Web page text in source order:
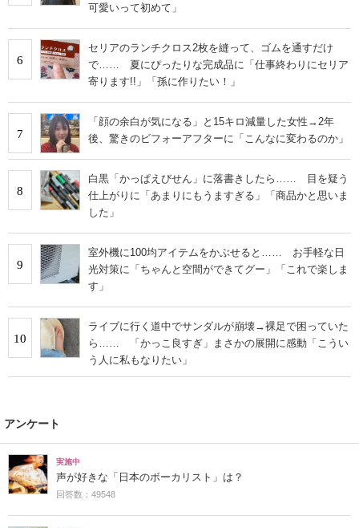
可愛いって初めて」
6
セリアのランチクロス2枚を縫って、ゴムを通すだけ
で…… 夏にぴったりな完成品に「仕事終わりにセリア
寄ります!!」「孫に作りたい！」
7
「顔の余白が気になる」と15キロ減量した女性→2年
後、驚きのビフォーアフターに「こんなに変わるのか」
8
白黒「かっぱえびせん」に落書きしたら…… 目を疑う
仕上がりに「あまりにもうますぎる」「商品かと思いま
した」
9
室外機に100均アイテムをかぶせると…… お手軽な日
光対策に「ちゃんと空間ができてグー」「これで楽しま
す」
10
ライブに行く道中でサンダルが崩壊→裸足で困っていた
ら…… 「かっこ良すぎ」まさかの展開に感動「こうい
う人に私もなりたい」
アンケート
実施中
声が好きな「日本のボーカリスト」は？
回答数：49548